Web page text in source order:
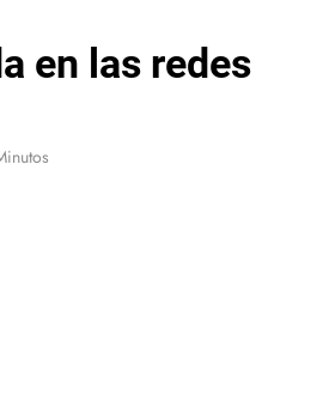
en las redes